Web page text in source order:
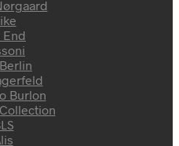
End
Burlon